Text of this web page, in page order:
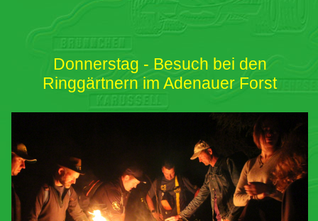
Donnerstag - Besuch bei den
Ringgärtnern im Adenauer Forst